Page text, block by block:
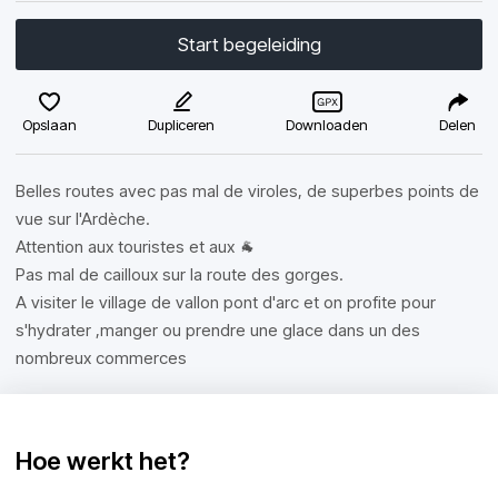
Start begeleiding
Opslaan Dupliceren Downloaden Delen
Belles routes avec pas mal de viroles, de superbes points de
vue sur l'Ardèche.
Attention aux touristes et aux 🐐
Pas mal de cailloux sur la route des gorges.
A visiter le village de vallon pont d'arc et on profite pour
s'hydrater ,manger ou prendre une glace dans un des
nombreux commerces
Hoe werkt het?